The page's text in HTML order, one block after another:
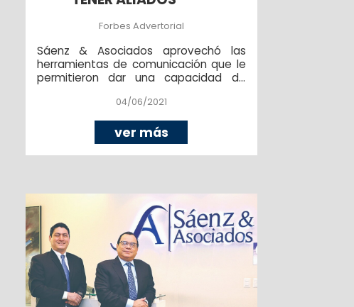
Forbes Advertorial
Sáenz & Asociados aprovechó las
herramientas de comunicación que le
permitieron dar una capacidad de
requerimientos de sus clientes, a pesar
de la distancia.
04/06/2021
ver más